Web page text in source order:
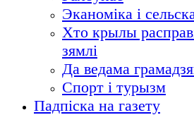
Эканоміка і
Хто крылы
зямлі
Да ведама
Спорт і турызм
Падпіска на газету